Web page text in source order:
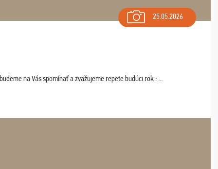
25.05.2026
na Vás spomínať a zväžujeme repete budúci rok : ...